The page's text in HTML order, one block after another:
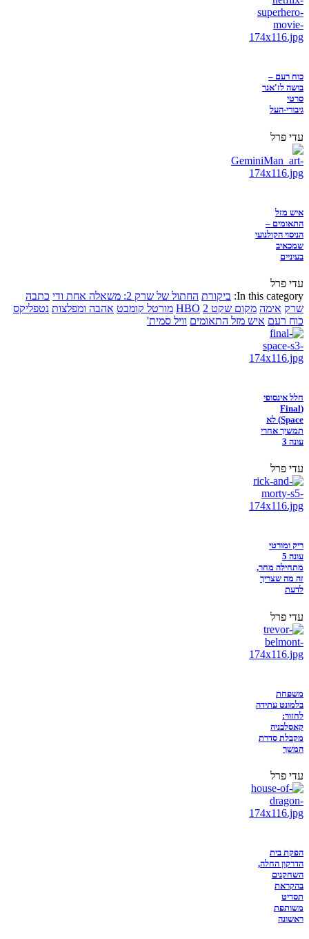
כוח רעם –
בושה לז'אנר
סרטי
גיבורי-העל
עדי פרל
איש מזל
התאומים –
הניסוי הקולנועי
שמכאיב
בעיניים
עדי פרל
In this category: ביקורת החתול של שרק 2: משאלה אחת ודי
כתבה
שרק אימה מקום שקט 2 HBO מורטל קומבט אהבה ומפלצות נטפליקס
כוח רעם איש מזל התאומים וויל סמית'
חלל אינסופי
(Final
Space) לא
תמשיך אחרי
עונה 3
עדי פרל
ריק ומורטי
עונה 5
מתחילה מחר,
זה מה שצריך
לדעת
עדי פרל
משפחת
בלמונט עתידה
לחזור:
קאסלבניה
מקבלת סדרת
המשך
עדי פרל
הפקת בית
הדרקון החלה,
השחקנים
בהקראת
תסריט
משותפת
ראשונה